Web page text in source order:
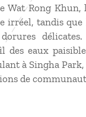
Rong Khun,
irréel, tandis
des eaux
à Singha
de